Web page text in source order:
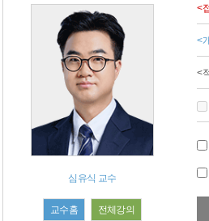
심유식 교수
교수홈 전체강의
<
<
<